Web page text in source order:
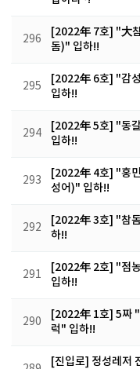
296
[2022年 7호] "大
돔)" 입하!!
295
[2022年 6호] "감
입하!!
294
[2022年 5호] "동
입하!!
293
[2022年 4호] "홍
성어)" 입하!!
292
[2022年 3호] "참
하!!
291
[2022年 2호] "점
입하!!
290
[2022年 1호] 5짜
럭" 입하!!
[진입로] 정성레저